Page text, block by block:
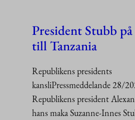
President Stubb på
till Tanzania
Republikens presidents
kansliPressmeddelande 28/
Republikens president
hans maka Suzanne-Innes